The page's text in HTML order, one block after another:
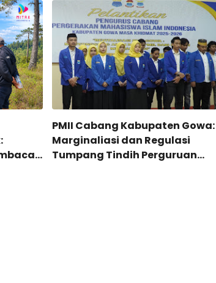
PMII Cabang Kabupaten Gowa:
Marginaliasi dan Regulasi
Tumpang Tindih Perguruan